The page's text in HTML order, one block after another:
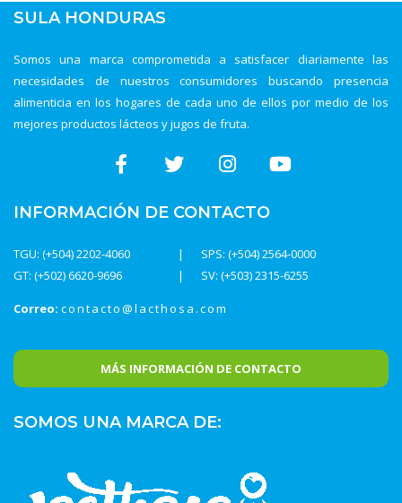
SULA HONDURAS
Somos una marca comprometida a satisfacer diariamente las
necesidades de nuestros consumidores buscando presencia
alimenticia en los hogares de cada uno de ellos por medio de los
mejores productos lácteos y jugos de fruta.
INFORMACIÓN DE CONTACTO
TGU: (+504) 2202-4060
SPS: (+504) 2564-0000
SV: (+503) 2315-6255
GT: (+502) 6620-9696
Correo: contacto@lacthosa.com
MÁS INFORMACIÓN DE CONTACTO
SOMOS UNA MARCA DE: